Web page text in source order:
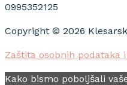
0995352125
Copyright © 2026
Zaštita osobnih
Kako bismo poboljšali